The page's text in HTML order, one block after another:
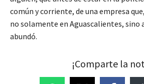
común y corriente, de una empresa
no solamente en Aguascalientes, sino
abundó.
¡Comparte la